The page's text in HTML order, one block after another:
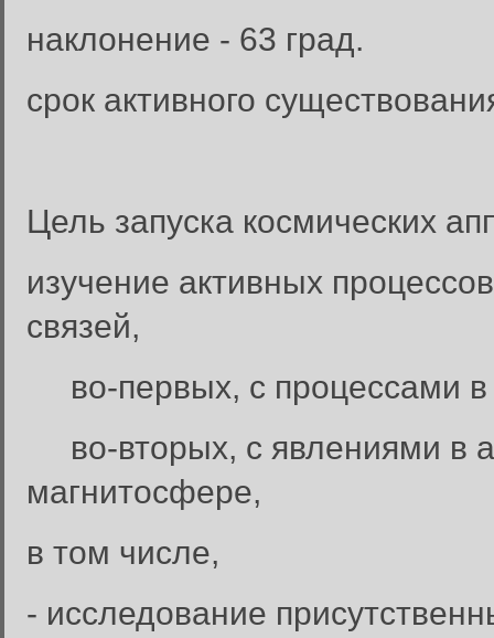
наклонение - 63 град.
срок активного
Цель запуска космических
изучение активных
связей,
во-первых, с процессами
во-вторых, с явлениями в
магнитосфере,
в том числе,
- исследование